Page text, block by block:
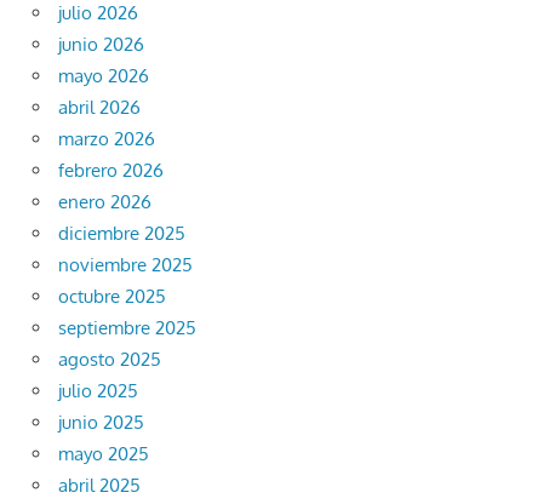
julio 2026
junio 2026
mayo 2026
abril 2026
marzo 2026
febrero 2026
enero 2026
diciembre 2025
noviembre 2025
octubre 2025
septiembre 2025
agosto 2025
julio 2025
junio 2025
mayo 2025
abril 2025